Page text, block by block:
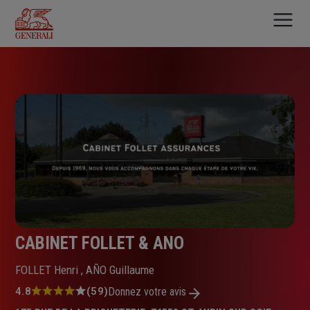
contenu
principal
CABINET FOLLET & ANO
FOLLET Henri , AÑO Guillaume
Note
4.8 (59)Donnez votre avis